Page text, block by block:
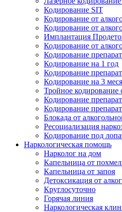
Кодирование SIT
Кодирование от
Кодирование от
Имплантация
Кодирование от
Кодирование
Кодирование на 1 год
Кодирование
Кодирование на 3
Тройное кодирование
Кодирование
Кодирование
Блокада от
Ресоциализация
Кодирование под
Наркологическая помощь
Нарколог на дом
Капельница от
Капельница от запоя
Детоксикация от
Круглосуточно
Горячая линия
Наркологическая